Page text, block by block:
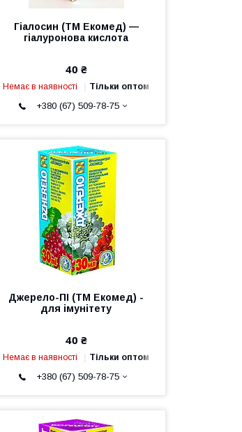
Гіалосин (ТМ Екомед) —
гіалуронова кислота
40 ₴
Немає в наявності Тільки оптом
+380 (67) 509-78-75
Джерело-ПІ (ТМ Екомед) -
для імунітету
40 ₴
Немає в наявності Тільки оптом
+380 (67) 509-78-75